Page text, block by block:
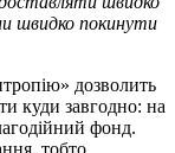
швидко покинути
дозволить
куди завгодно: на
фонд.
тобто